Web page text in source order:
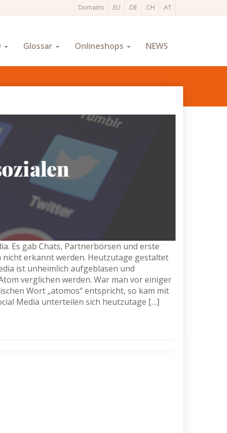
Domains .EU .DE .CH .AT
Glossar Onlineshops NEWS
Es gab Chats, Partnerbörsen und erste
erkannt werden. Heutzutage gestaltet
ist unheimlich aufgeblasen und
verglichen werden. War man vor einiger
Wort „atomos“ entspricht, so kam mit
Media unterteilen sich heutzutage […]